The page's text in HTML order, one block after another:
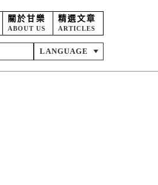
關於甘樂
ABOUT US
精選文章
ARTICLES
LANGUAGE